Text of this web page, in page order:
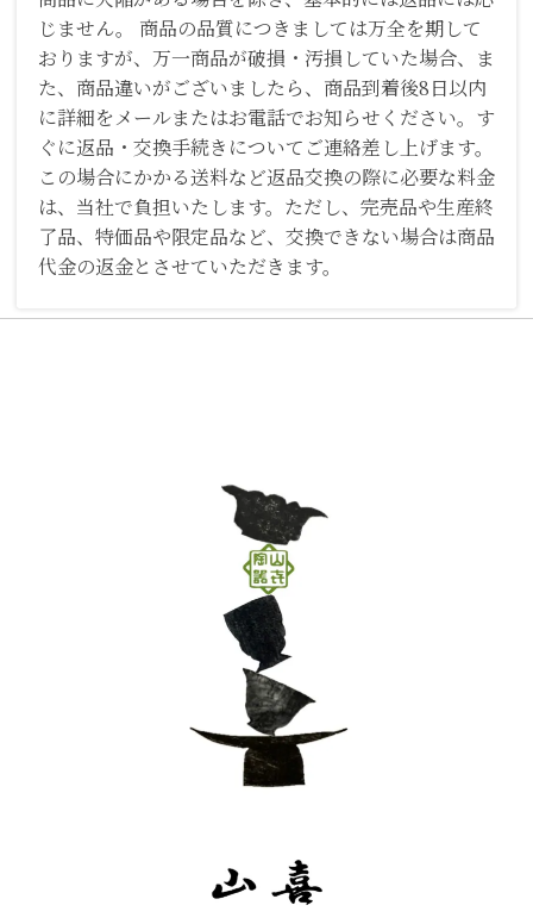
じません。 商品の品質につきましては万全を期して
おりますが、万一商品が破損・汚損していた場合、ま
た、商品違いがございましたら、商品到着後8日以内
に詳細をメールまたはお電話でお知らせください。す
ぐに返品・交換手続きについてご連絡差し上げます。
この場合にかかる送料など返品交換の際に必要な料金
は、当社で負担いたします。ただし、完売品や生産終
了品、特価品や限定品など、交換できない場合は商品
代金の返金とさせていただきます。